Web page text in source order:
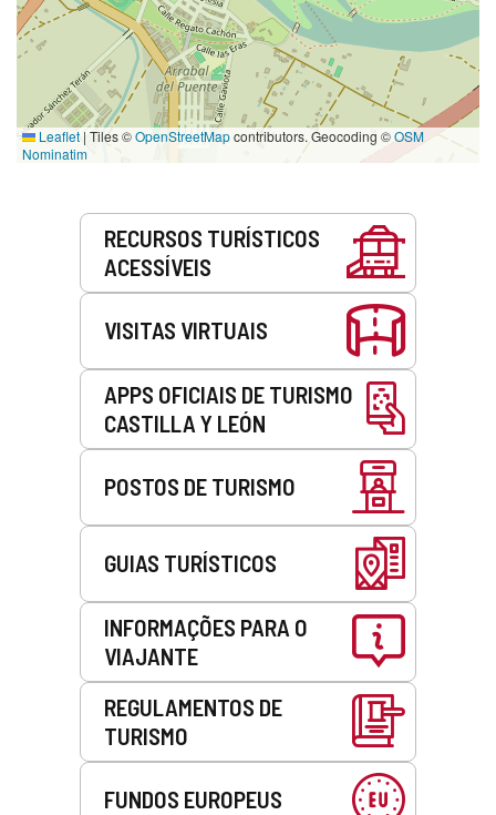
Leaflet | Tiles ©OpenStreetMapcontributors. Geocoding ©OSM
Nominatim
RECURSOS TURÍSTICOS
ACESSÍVEIS
VISITAS VIRTUAIS
APPS OFICIAIS DE TURISMO
CASTILLA Y LEÓN
POSTOS DE TURISMO
GUIAS TURÍSTICOS
INFORMAÇÕES PARA O
VIAJANTE
REGULAMENTOS DE
TURISMO
FUNDOS EUROPEUS